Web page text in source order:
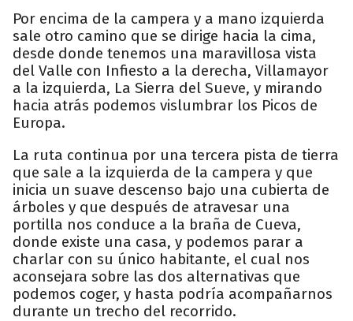
Por encima de la campera y a mano izquierda
sale otro camino que se dirige hacia la cima,
desde donde tenemos una maravillosa vista
del Valle con Infiesto a la derecha, Villamayor
a la izquierda, La Sierra del Sueve, y mirando
hacia atrás podemos vislumbrar los Picos de
Europa.
La ruta continua por una tercera pista de tierra
que sale a la izquierda de la campera y que
inicia un suave descenso bajo una cubierta de
árboles y que después de atravesar una
portilla nos conduce a la braña de Cueva,
donde existe una casa, y podemos parar a
charlar con su único habitante, el cual nos
aconsejara sobre las dos alternativas que
podemos coger, y hasta podría acompañarnos
durante un trecho del recorrido.